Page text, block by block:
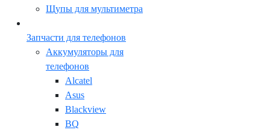
Щупы для мультиметра
Запчасти для телефонов
Аккумуляторы для
телефонов
Alcatel
Asus
Blackview
BQ